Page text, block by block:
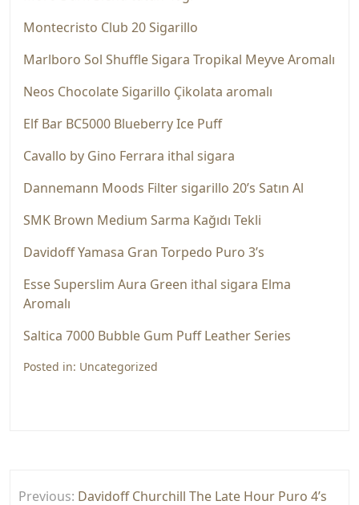
Montecristo Club 20 Sigarillo
Marlboro Sol Shuffle Sigara Tropikal Meyve Aromalı
Neos Chocolate Sigarillo Çikolata aromalı
Elf Bar BC5000 Blueberry Ice Puff
Cavallo by Gino Ferrara ithal sigara
Dannemann Moods Filter sigarillo 20’s Satın Al
SMK Brown Medium Sarma Kağıdı Tekli
Davidoff Yamasa Gran Torpedo Puro 3’s
Esse Superslim Aura Green ithal sigara Elma
Aromalı
Saltica 7000 Bubble Gum Puff Leather Series
Posted in: Uncategorized
Previous: Davidoff Churchill The Late Hour Puro 4’s